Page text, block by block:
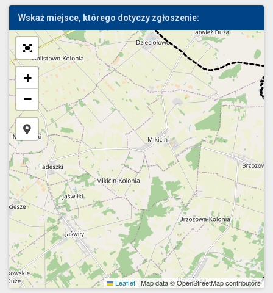
Wskaż miejsce, którego dotyczy zgłoszenie:
+
−
Leaflet | Map data © OpenStreetMap contributors